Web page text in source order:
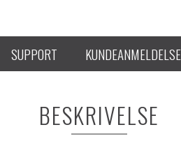
SUPPORT
BESKRIVELSE